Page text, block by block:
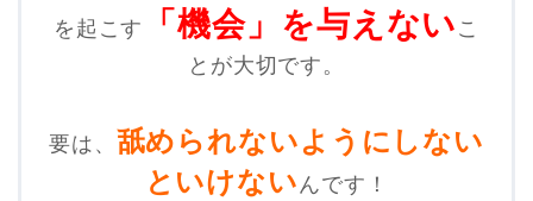
を起こす
「機会」を与えない こ
とが大切です。
要は、 舐められないようにしない
といけない んです！